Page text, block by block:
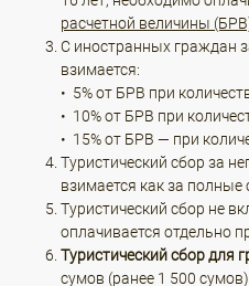
расчетной величины
С иностранных граждан
взимается:
• 5% от БРВ при
• 10% от БРВ при
• 15% от БРВ — при
Туристический сбор за
взимается как за полные
Туристический сбор не
оплачивается отдельно
Туристический сбор для
сумов (ранее 1 500